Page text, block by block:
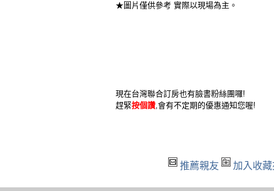
★圖片僅供參考 實際以現場為主。
現在台灣聯合訂房也有臉書粉絲團囉!
趕緊按個讚 ,會有不定期的優惠通知您喔!
推薦親友 加入收藏